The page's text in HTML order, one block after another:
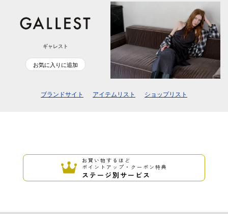
ギャレスト
お気に入りに追加
ブランドサイト アイテムリスト ショップリスト
お買い物するほど
ポイントアップ・クーポン特典
ステージ別サービス